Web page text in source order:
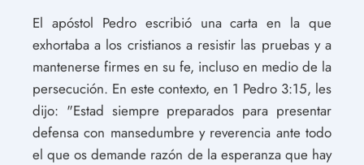
El apóstol Pedro escribió una carta en la que
exhortaba a los cristianos a resistir las pruebas y a
mantenerse firmes en su fe, incluso en medio de la
persecución. En este contexto, en 1 Pedro 3:15, les
dijo: "Estad siempre preparados para presentar
defensa con mansedumbre y reverencia ante todo
el que os demande razón de la esperanza que hay